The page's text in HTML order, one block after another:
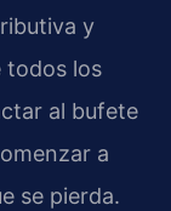
y
todos los
al bufete
a
se pierda.